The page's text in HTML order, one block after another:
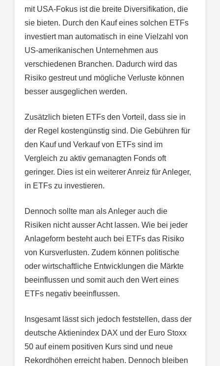
mit USA-Fokus ist die breite Diversifikation, die
sie bieten. Durch den Kauf eines solchen ETFs
investiert man automatisch in eine Vielzahl von
US-amerikanischen Unternehmen aus
verschiedenen Branchen. Dadurch wird das
Risiko gestreut und mögliche Verluste können
besser ausgeglichen werden.
Zusätzlich bieten ETFs den Vorteil, dass sie in
der Regel kostengünstig sind. Die Gebühren für
den Kauf und Verkauf von ETFs sind im
Vergleich zu aktiv gemanagten Fonds oft
geringer. Dies ist ein weiterer Anreiz für Anleger,
in ETFs zu investieren.
Dennoch sollte man als Anleger auch die
Risiken nicht ausser Acht lassen. Wie bei jeder
Anlageform besteht auch bei ETFs das Risiko
von Kursverlusten. Zudem können politische
oder wirtschaftliche Entwicklungen die Märkte
beeinflussen und somit auch den Wert eines
ETFs negativ beeinflussen.
Insgesamt lässt sich jedoch feststellen, dass der
deutsche Aktienindex DAX und der Euro Stoxx
50 auf einem positiven Kurs sind und neue
Rekordhöhen erreicht haben. Dennoch bleiben